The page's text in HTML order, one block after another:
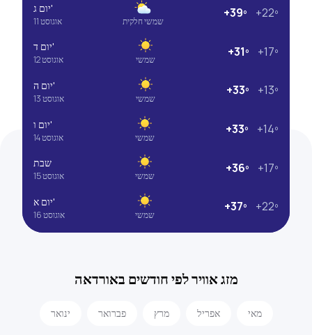
יום ג'
11 אוגוסט שמשי חלקית
+39º +22º
יום ד'
12 אוגוסט שמשי
+31º +17º
יום ה'
13 אוגוסט שמשי
+33º +13º
יום ו'
14 אוגוסט שמשי
+33º +14º
שבת
15 אוגוסט שמשי
+36º +17º
יום א'
16 אוגוסט שמשי
+37º +22º
מזג אוויר לפי חודשים באורדאה
ינואר פברואר מרץ אפריל מאי